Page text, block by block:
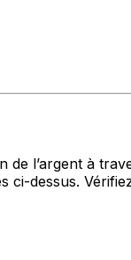
l’argent à
ci-dessus.